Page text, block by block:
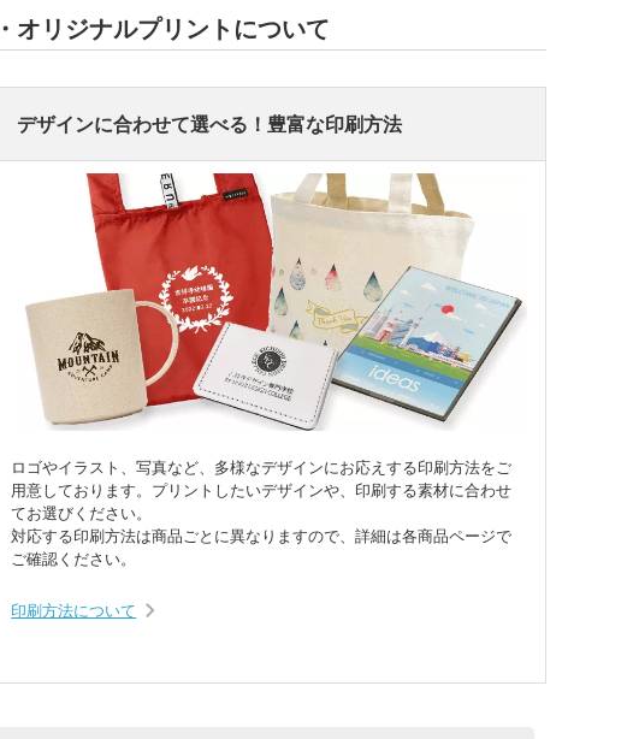
オリジナルプリントについて
デザインに合わせて選べる！豊富な印刷方法
ロゴやイラスト、写真など、多様なデザインにお応えする印刷方法をご
用意しております。プリントしたいデザインや、印刷する素材に合わせ
てお選びください。
対応する印刷方法は商品ごとに異なりますので、詳細は各商品ページで
ご確認ください。
印刷方法について
(8oz～)
保冷バッグ・レジかごバッ
グ
マルシェバッグ
おしゃれトートバッグ
クリア・ビニールポーチ
プラスチックタンブラー
プラスチックマグカップ・
オリジナルドライTシャツ・